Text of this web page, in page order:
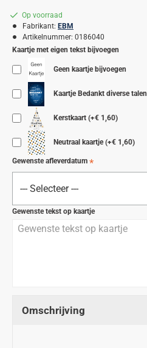
Op voorraad
Fabrikant: EBM
Artikelnummer: 0186040
Kaartje met eigen tekst bijvoegen
Geen kaartje bijvoegen
Kaartje Bedankt diverse talen
Kerstkaart (+€ 1,60)
Neutraal kaartje(+€ 1,60)
Gewenste afleverdatum
Gewenste tekst op kaartje
Omschrijving